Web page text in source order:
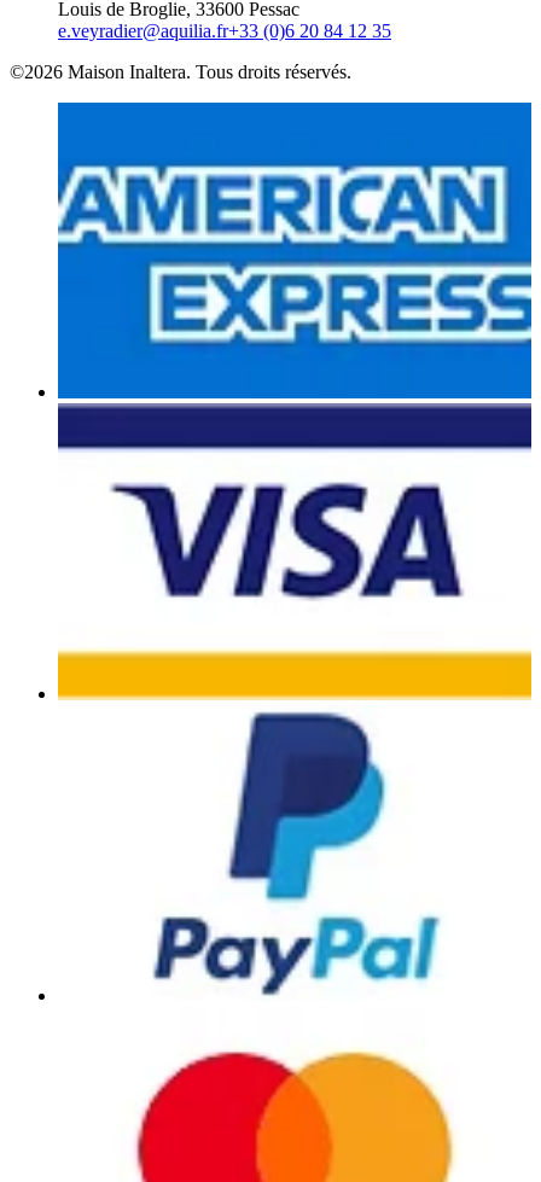
Louis de Broglie, 33600 Pessac
e.veyradier@aquilia.fr+33 (0)6 20 84 12 35
©2026 Maison Inaltera. Tous droits réservés.